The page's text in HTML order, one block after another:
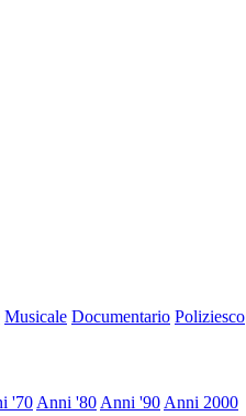
Musicale Documentario Poliziesco
'70 Anni '80 Anni '90 Anni 2000